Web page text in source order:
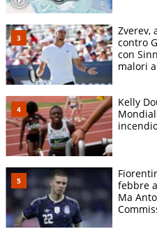
Zverev,
contro
con
malori
Kelly
febbre
Ma